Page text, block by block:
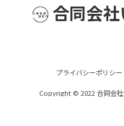
合同会
プライバシーポリシー
Copyright © 2022 合同会